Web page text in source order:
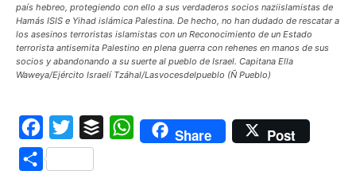
país hebreo, protegiendo con ello a sus verdaderos socios naziislamistas de
Hamás ISIS e Yihad islámica Palestina. De hecho, no han dudado de rescatar a
los asesinos terroristas islamistas con un Reconocimiento de un Estado
terrorista antisemita Palestino en plena guerra con rehenes en manos de sus
socios y abandonando a su suerte al pueblo de Israel. Capitana Ella
Waweya/Ejército Israelí Tzáhal/Lasvocesdelpueblo (Ñ Pueblo)
Facebook
Twitter Buffer WhatsAppShare Post
Compartir